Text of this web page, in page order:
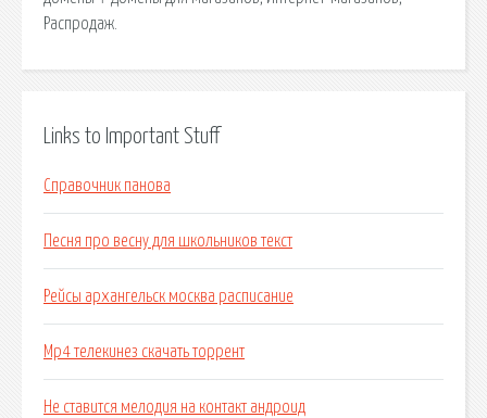
Распродаж.
Links to Important Stuff
Справочник панова
Песня про весну для школьников текст
Рейсы архангельск москва расписание
Mp4 телекинез скачать торрент
Не ставится мелодия на контакт андроид